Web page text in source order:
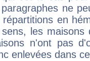
ne
répartitions en
les maisons
n'ont pas
enlevées dans